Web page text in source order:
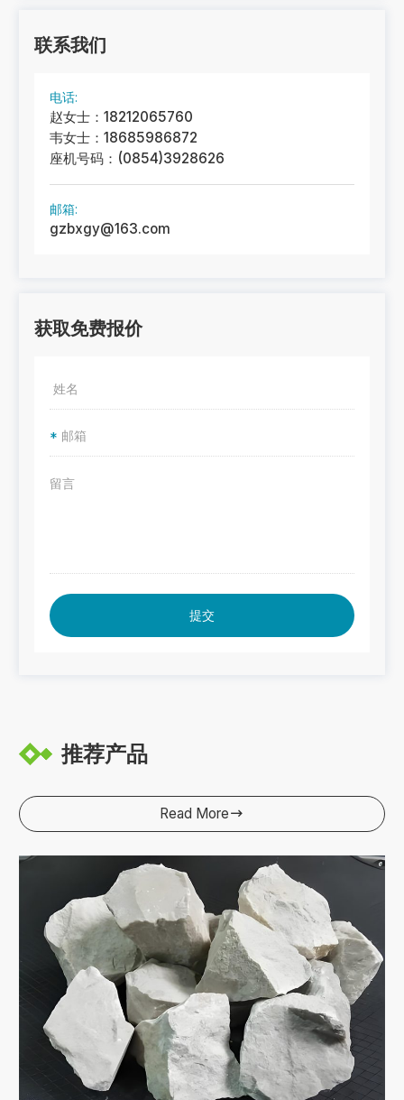
联系我们
电话:
赵女士：18212065760
韦女士：18685986872
座机号码：(0854)3928626
邮箱:
gzbxgy@163.com
获取免费报价
*
提交
推荐产品
Read More